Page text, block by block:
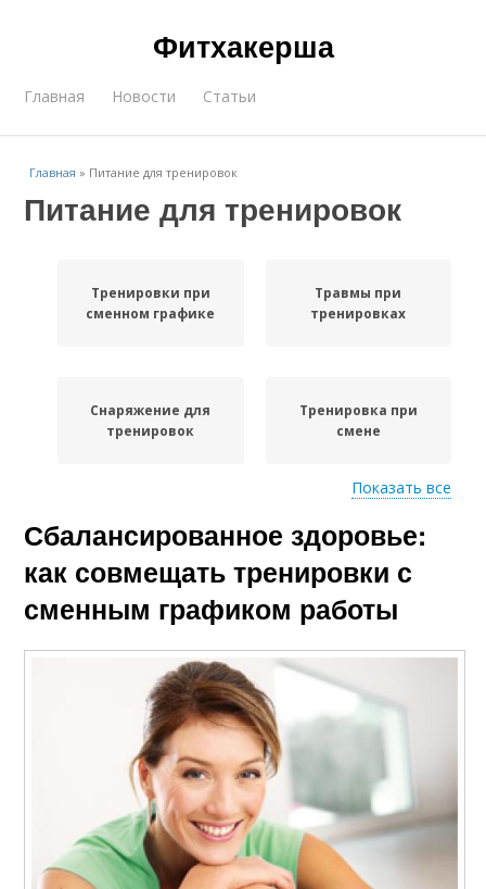
Фитхакерша
Главная Новости Статьи
Главная » Питание для тренировок
Питание для тренировок
Тренировки при
сменном графике
Травмы при
тренировках
Снаряжение для
тренировок
Тренировка при
смене
Тренировки с
работой
Питания при смене
Утренние тренировки
обеденное время
Вечерние тренировки
Показать все
Сбалансированное здоровье:
как совмещать тренировки с
сменным графиком работы